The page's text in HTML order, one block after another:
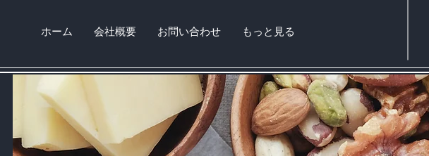
ホーム 会社概要 お問い合わせ もっと見る